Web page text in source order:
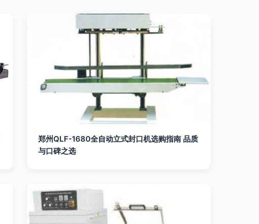
郑州QLF-1680全自动立式封口机选购指南 品质
与口碑之选